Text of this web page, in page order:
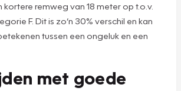
kortere remweg van 18 meter op t.o.v.
F. Dit is zo’n 30% verschil en kan
tussen een ongeluk en een
met goede